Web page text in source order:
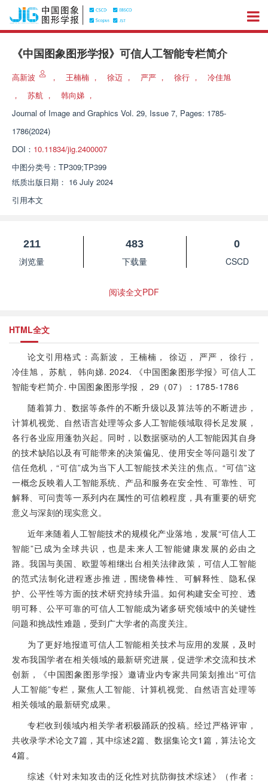
《中国图象图形学报》可信人工智能专栏简介
高新波 ， 王楠楠 ， 徐迈 ， 严严 ， 徐行 ，
冷佳旭
，
苏航 ， 韩向娣 ，
Journal of Image and Graphics Vol. 29, Issue 7, Pages: 1785-
1786(2024)
DOI： 10.11834/jig.2400007
中图分类号： TP309;TP399
纸质出版日期： 16 July 2024
引用本文
211
浏览量
483
下载量
0
CSCD
阅读全文PDF
HTML全文
论文引用格式：高新波， 王楠楠， 徐迈， 严严， 徐行，
冷佳旭， 苏航， 韩向娣. 2024. 《中国图象图形学报》可信人工
智能专栏简介. 中国图象图形学报， 29（07）：1785-1786
随着算力、数据等条件的不断升级以及算法等的不断进步，
计算机视觉、自然语言处理等众多人工智能领域取得长足发展，
各行各业应用蓬勃兴起。同时，以数据驱动的人工智能因其自身
的技术缺陷以及有可能带来的决策偏见、使用安全等问题引发了
信任危机，“可信”成为当下人工智能技术关注的焦点。“可信”这
一概念反映着人工智能系统、产品和服务在安全性、可靠性、可
解释、可问责等一系列内在属性的可信赖程度，具有重要的研究
意义与深刻的现实意义。
近年来随着人工智能技术的规模化产业落地，发展“可信人工
智能”已成为全球共识，也是未来人工智能健康发展的必由之
路。我国与美国、欧盟等相继出台相关法律政策，可信人工智能
的范式法制化进程逐步推进，围绕鲁棒性、可解释性、隐私保
护、公平性等方面的技术研究持续升温。如何构建安全可控、透
明可释、公平可靠的可信人工智能成为诸多研究领域中的关键性
问题和挑战性难题，受到广大学者的高度关注。
为了更好地报道可信人工智能相关技术与应用的发展，及时
发布我国学者在相关领域的最新研究进展，促进学术交流和技术
创新，《中国图象图形学报》邀请业内专家共同策划推出“可信
人工智能”专栏，聚焦人工智能、计算机视觉、自然语言处理等
相关领域的最新研究成果。
专栏收到领域内相关学者积极踊跃的投稿。经过严格评审，
共收录学术论文7篇，其中综述2篇、数据集论文1篇，算法论文
4篇。
综述《针对未知攻击的泛化性对抗防御技术综述》（作者：